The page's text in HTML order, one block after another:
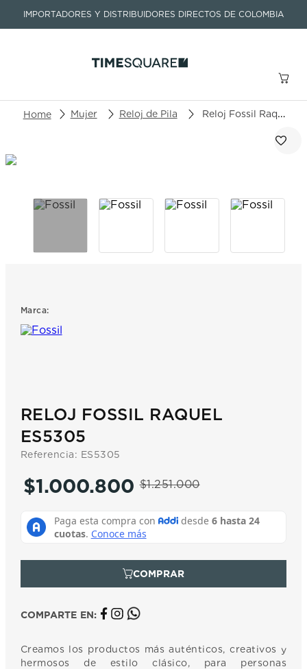
IMPORTADORES Y DISTRIBUIDORES DIRECTOS DE COLOMBIA
Buscar un producto o artículo
Mujer Reloj de Pila Reloj Fossil Raquel ES5305
Marca:
RELOJ FOSSIL RAQUEL
ES5305
Referencia: ES5305
$1.251.000
$1.000.800
COMPARTE EN:
Creamos los productos más auténticos, creativos y
hermosos de estilo clásico, para personas
TÉRMINOS MÁS BUSCADOS